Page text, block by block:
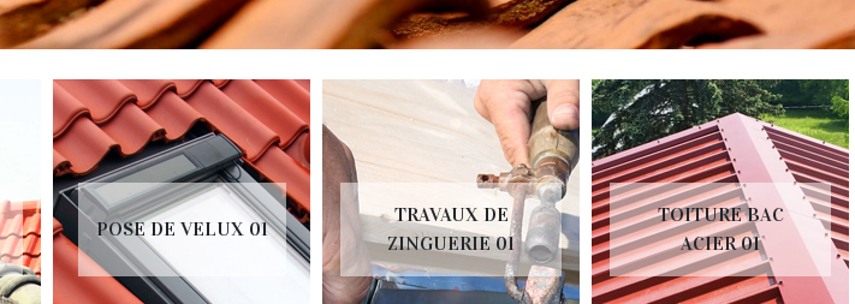
TRAVAUX DE
ZINGUERIE 01
TOITURE BAC
ACIER 01
RÉNOVATION DE
TOITURE 01